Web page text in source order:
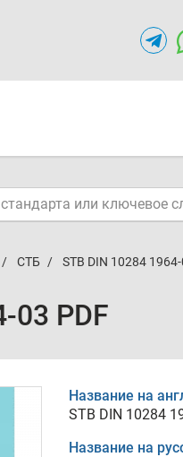
СТБ STB DIN 10284
03 PDF
Название на
STB DIN 10284
Название на